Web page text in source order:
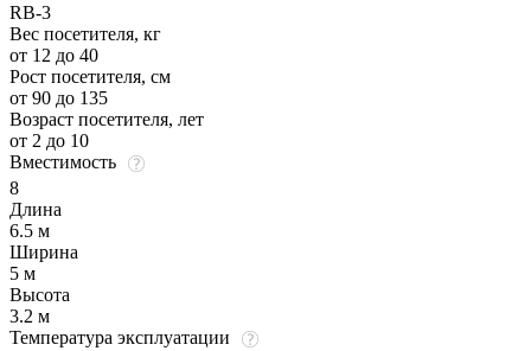
RB-3
Вес посетителя, кг
от 12 до 40
Рост посетителя, см
от 90 до 135
Возраст посетителя, лет
от 2 до 10
Вместимость
8
Длина
6.5 м
Ширина
5 м
Высота
3.2 м
Температура эксплуатации